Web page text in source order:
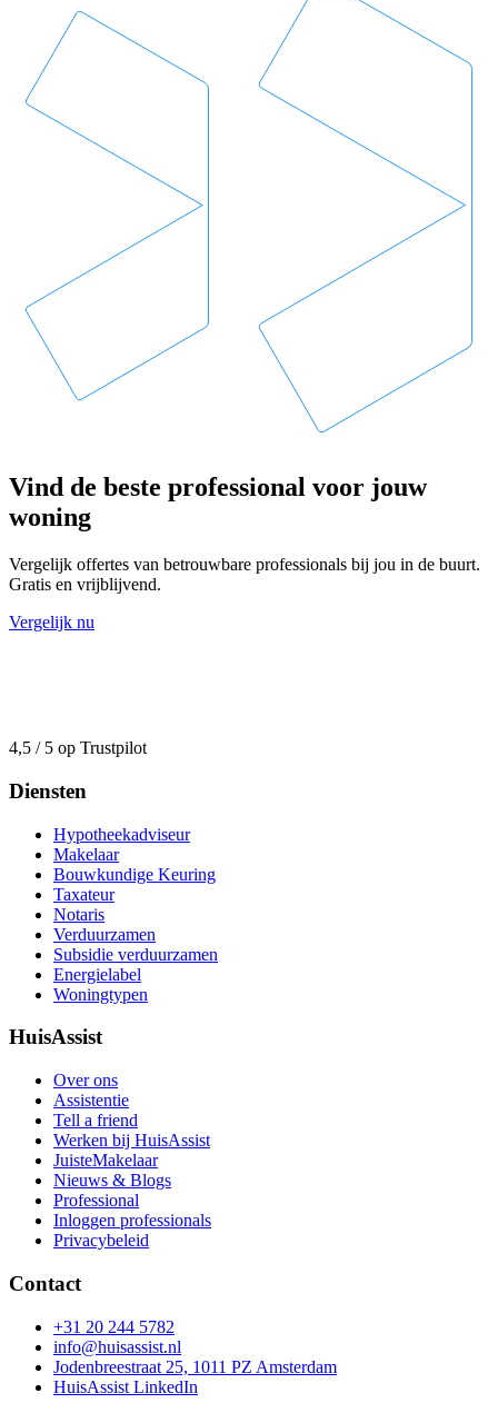
Vind de beste professional voor jouw
woning
Vergelijk offertes van betrouwbare professionals bij jou in de buurt.
Gratis en vrijblijvend.
Vergelijk nu
4,5 / 5 op Trustpilot
Diensten
Hypotheekadviseur
Makelaar
Bouwkundige Keuring
Taxateur
Notaris
Verduurzamen
Subsidie verduurzamen
Energielabel
Woningtypen
HuisAssist
Over ons
Assistentie
Tell a friend
Werken bij HuisAssist
JuisteMakelaar
Nieuws & Blogs
Professional
Inloggen professionals
Privacybeleid
Contact
+31 20 244 5782
info@huisassist.nl
Jodenbreestraat 25, 1011 PZ Amsterdam
HuisAssist LinkedIn